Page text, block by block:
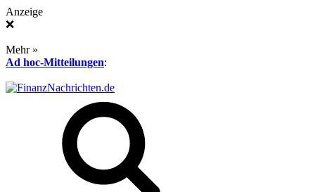
Anzeige
❌
Mehr »
Ad hoc-Mitteilungen: